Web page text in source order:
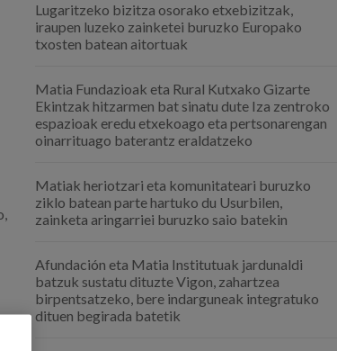
Lugaritzeko bizitza osorako etxebizitzak,
iraupen luzeko zainketei buruzko Europako
txosten batean aitortuak
Matia Fundazioak eta Rural Kutxako Gizarte
Ekintzak hitzarmen bat sinatu dute Iza zentroko
espazioak eredu etxekoago eta pertsonarengan
oinarrituago baterantz eraldatzeko
Matiak heriotzari eta komunitateari buruzko
ziklo batean parte hartuko du Usurbilen,
zainketa aringarriei buruzko saio batekin
Afundación eta Matia Institutuak jardunaldi
batzuk sustatu dituzte Vigon, zahartzea
birpentsatzeko, bere indarguneak integratuko
dituen begirada batetik